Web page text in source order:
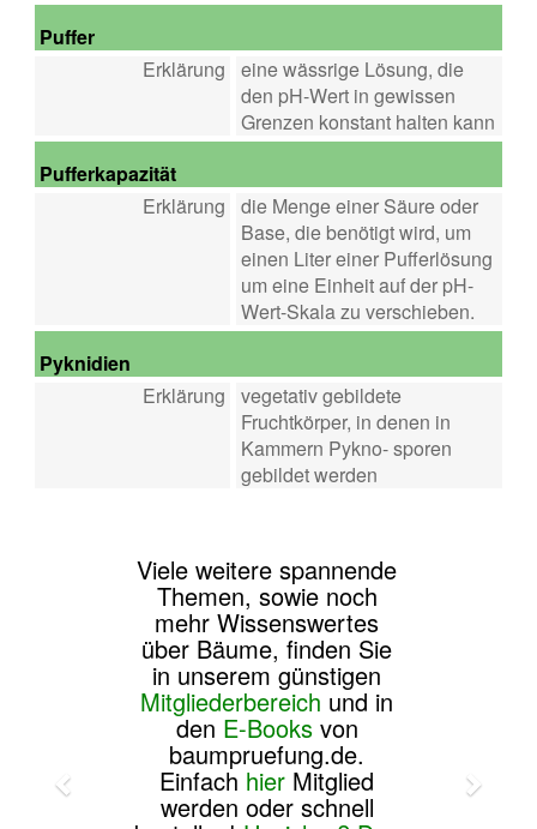
Puffer
Erklärung
eine wässrige Lösung, die
den pH-Wert in gewissen
Grenzen konstant halten kann
Pufferkapazität
Erklärung
die Menge einer Säure oder
Base, die benötigt wird, um
einen Liter einer Pufferlösung
um eine Einheit auf der pH-
Wert-Skala zu verschieben.
Pyknidien
Erklärung
vegetativ gebildete
Fruchtkörper, in denen in
Kammern Pykno- sporen
gebildet werden
Viele weitere spannende
Themen, sowie noch
mehr Wissenswertes
über Bäume, finden Sie
in unserem günstigen
Mitgliederbereich und in
den E-Booksvon
baumpruefung.de.
Einfach hier Mitglied
werden oder schnell